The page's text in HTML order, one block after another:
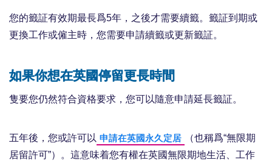
您的籤証有效期最長爲5年，之後才需要續籤。籤証到期或
更換工作或僱主時，您需要申請續籤或更新籤証。
如果你想在英國停留更長時間
隻要您仍然符合資格要求，您可以隨意申請延長籤証。
五年後，您或許可以 申請在英國永久定居
（也稱爲“無限期
居留許可”）。這意味着您有權在英國無限期地生活、工作